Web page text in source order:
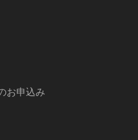
お申込み